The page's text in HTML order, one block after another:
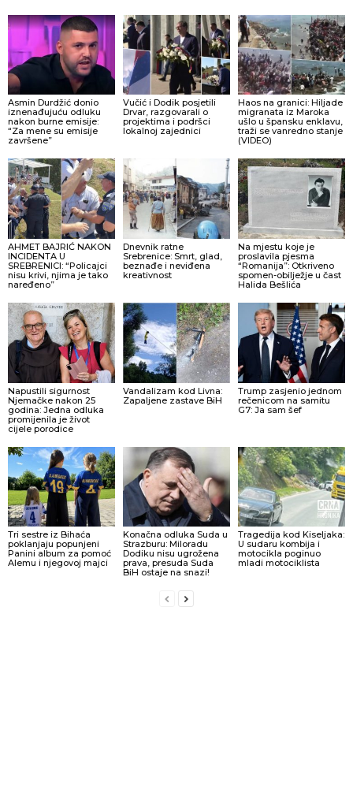
Asmin Durdžić donio
iznenađujuću odluku
nakon burne emisije:
“Za mene su emisije
završene”
Vučić i Dodik posjetili
Drvar, razgovarali o
projektima i podršci
lokalnoj zajednici
Haos na granici: Hiljade
migranata iz Maroka
ušlo u špansku enklavu,
traži se vanredno stanje
(VIDEO)
AHMET BAJRIĆ NAKON
INCIDENTA U
SREBRENICI: “Policajci
nisu krivi, njima je tako
naređeno”
Dnevnik ratne
Srebrenice: Smrt, glad,
beznađe i neviđena
kreativnost
Na mjestu koje je
proslavila pjesma
“Romanija”: Otkriveno
spomen-obilježje u čast
Halida Bešlića
Napustili sigurnost
Njemačke nakon 25
godina: Jedna odluka
promijenila je život
cijele porodice
Vandalizam kod Livna:
Zapaljene zastave BiH
Trump zasjenio jednom
rečenicom na samitu
G7: Ja sam šef
Tri sestre iz Bihaća
poklanjaju popunjeni
Panini album za pomoć
Alemu i njegovoj majci
Konačna odluka Suda u
Strazburu: Miloradu
Dodiku nisu ugrožena
prava, presuda Suda
BiH ostaje na snazi!
Tragedija kod Kiseljaka:
U sudaru kombija i
motocikla poginuo
mladi motociklista